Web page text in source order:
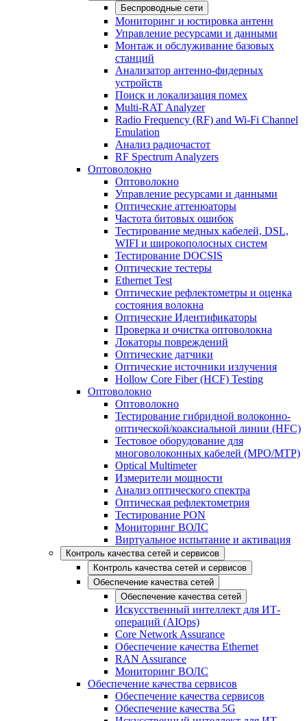
Беспроводные сети
Мониторинг и юстировка антенн
Управление ресурсами и данными
Монтаж и обслуживание базовых
станций
Анализатор антенно-фидерных
устройств
Поиск и локализация помех
Multi-RAT Analyzer
Radio Frequency (RF) and Wi-Fi Channel
Emulation
Анализ радиочастот
RF Spectrum Analyzers
Оптоволокно
Оптоволокно
Управление ресурсами и данными
Оптические aттенюаторы
Частота битовых ошибок
Тестирование медных кабелей, DSL,
WIFI и широкополосных систем
Тестирование DOCSIS
Оптические тестеры
Ethernet Test
Оптические рефлектометры и оценка
состояния волокна
Оптические Идентификаторы
Проверка и очистка оптоволокна
Локаторы повреждений
Оптические датчики
Оптические источники излучения
Hollow Core Fiber (HCF) Testing
Оптоволокно
Оптоволокно
Тестирование гибридной волоконно-
оптической/коаксиальной линии (HFC)
Тестовое оборудование для
многоволоконных кабелей (MPO/MTP)
Optical Multimeter
Измерители мощности
Анализ оптического спектра
Оптическая рефлектометрия
Тестирование PON
Мониторинг ВОЛС
Виртуальное испытание и активация
Контроль качества сетей и сервисов
Контроль качества сетей и сервисов
Обеспечение качества сетей
Обеспечение качества сетей
Искусственный интеллект для ИТ-
операций (AIOps)
Core Network Assurance
Обеспечение качества Ethernet
RAN Assurance
Мониторинг ВОЛС
Обеспечение качества сервисов
Обеспечение качества сервисов
Обеспечение качества 5G